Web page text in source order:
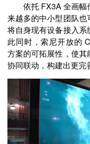
依托 FX3A 全画
来越多的中小型团队也
将自身现有设备接入
此同时，索尼开放的
方案的可拓展性，使
协同联动，构建出更完